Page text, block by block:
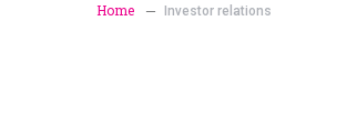
Home Investor relations